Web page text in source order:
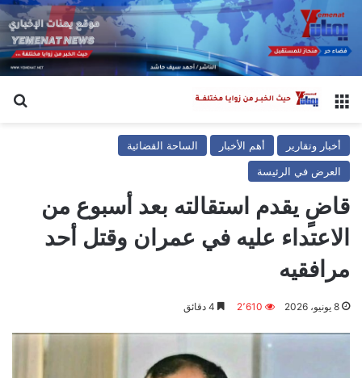
القائمة
أخبار وتقارير أهم الأخبار
الساحة القضائية
العرض في الرئيسة
قاضٍ يقدم استقالته بعد أسبوع من
الاعتداء عليه في عمران وقتل أحد
مرافقيه
8 يونيو، 2026 2٬610